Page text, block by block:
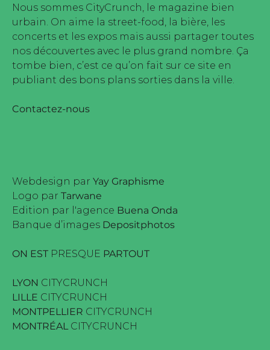
Nous sommes CityCrunch, le magazine bien
urbain. On aime la street-food, la bière, les
concerts et les expos mais aussi partager toutes
nos découvertes avec le plus grand nombre. Ça
tombe bien, c’est ce qu’on fait sur ce site en
publiant des bons plans sorties dans la ville.
Contactez-nous
Webdesign par Yay Graphisme
Logo par Tarwane
Edition par l'agence Buena Onda
Banque d’images Depositphotos
ON EST PRESQUE PARTOUT
LYON CITYCRUNCH
LILLE CITYCRUNCH
MONTPELLIER CITYCRUNCH
MONTRÉALCITYCRUNCH